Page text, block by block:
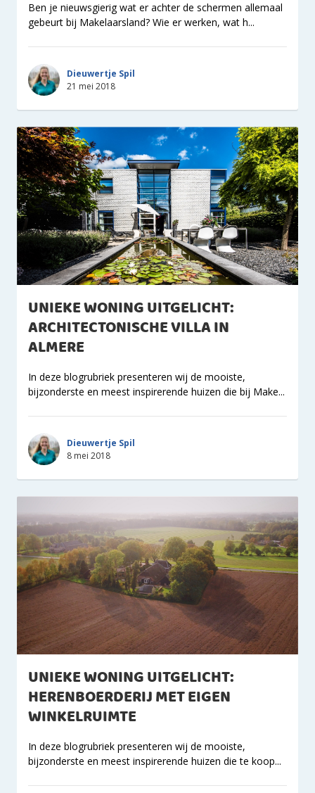
Ben je nieuwsgierig wat er achter de schermen allemaal
gebeurt bij Makelaarsland? Wie er werken, wat h...
Dieuwertje Spil
21 mei 2018
UNIEKE WONING UITGELICHT:
ARCHITECTONISCHE VILLA IN
ALMERE
In deze blogrubriek presenteren wij de mooiste,
bijzonderste en meest inspirerende huizen die bij Make...
Dieuwertje Spil
8 mei 2018
UNIEKE WONING UITGELICHT:
HERENBOERDERIJ MET EIGEN
WINKELRUIMTE
In deze blogrubriek presenteren wij de mooiste,
bijzonderste en meest inspirerende huizen die te koop...